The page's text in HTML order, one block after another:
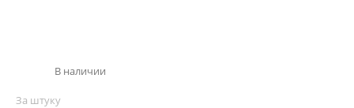
В наличии
За штуку